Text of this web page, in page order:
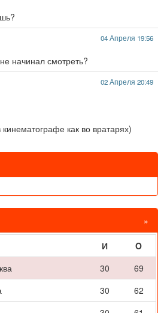
04 Апреля 19:56
начинал смотреть?
02 Апреля 20:49
как во вратарях)
»
И
O
30
69
30
62